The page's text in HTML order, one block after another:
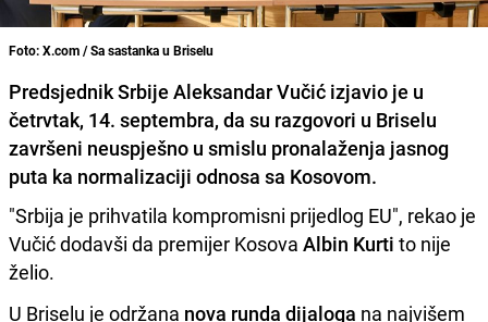
Foto: X.com / Sa sastanka u Briselu
Predsjednik Srbije Aleksandar Vučić izjavio je u
četrvtak, 14. septembra, da su razgovori u Briselu
završeni neuspješno u smislu pronalaženja jasnog
puta ka normalizaciji odnosa sa Kosovom.
"Srbija je prihvatila kompromisni prijedlog EU", rekao je
Vučić dodavši da premijer Kosova Albin Kurti to nije
želio.
U Briselu je održana nova runda dijaloga na najvišem